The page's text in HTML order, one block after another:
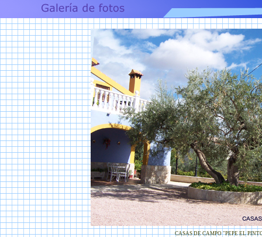
CASAS DE CAMPO "PEPE EL